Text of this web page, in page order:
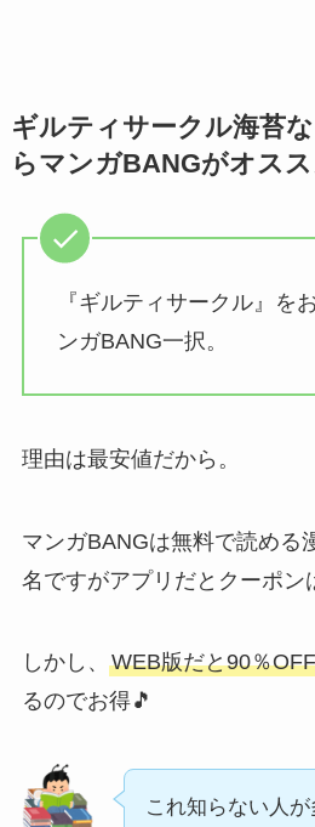
ギルティサークル海苔
らマンガBANGがオスス
『ギルティサークル』を
ンガBANG一択。
理由は最安値だから。
マンガBANGは無料で読める
名ですがアプリだとクーポン
しかし、 WEB版だと90％
るのでお得🎵
これ知らない人